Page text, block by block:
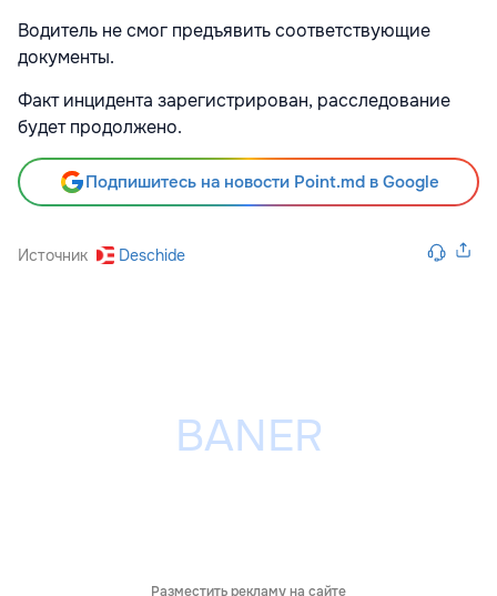
Водитель не смог предъявить соответствующие
документы.
Факт инцидента зарегистрирован, расследование
будет продолжено.
Подпишитесь на новости Point.md в Google
Источник Deschide
Разместить рекламу на сайте